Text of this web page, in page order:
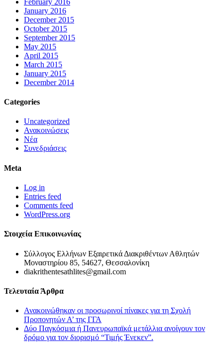
February 2016
January 2016
December 2015
October 2015
September 2015
May 2015
April 2015
March 2015
January 2015
December 2014
Categories
Uncategorized
Ανακοινώσεις
Νέα
Συνεδριάσεις
Meta
Log in
Entries feed
Comments feed
WordPress.org
Στοιχεία Επικοινωνίας
Σύλλογος Ελλήνων Εξαιρετικά Διακριθέντων Αθλητών
Μοναστηρίου 85, 54627, Θεσσαλονίκη
diakrithentesathlites@gmail.com
Τελευταία Άρθρα
Ανακοινώθηκαν οι προσωρινοί πίνακες για τη Σχολή
Προπονητών Α’ της ΓΓΑ
Δύο Παγκόσμια ή Πανευρωπαϊκά μετάλλια ανοίγουν τον
δρόμο για τον διορισμό “Τιμής Ένεκεν”.